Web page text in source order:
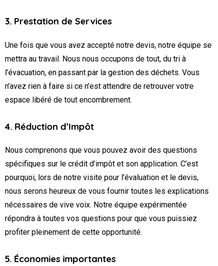
3. Prestation de Services
Une fois que vous avez accepté notre devis, notre équipe se
mettra au travail. Nous nous occupons de tout, du tri à
l’évacuation, en passant par la gestion des déchets. Vous
n’avez rien à faire si ce n’est attendre de retrouver votre
espace libéré de tout encombrement.
4. Réduction d’Impôt
Nous comprenons que vous pouvez avoir des questions
spécifiques sur le crédit d’impôt et son application. C’est
pourquoi, lors de notre visite pour l’évaluation et le devis,
nous serons heureux de vous fournir toutes les explications
nécessaires de vive voix. Notre équipe expérimentée
répondra à toutes vos questions pour que vous puissiez
profiter pleinement de cette opportunité.
5. Économies importantes